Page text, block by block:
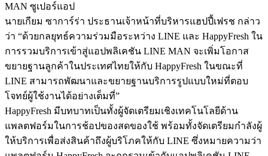
MAN ซูเปอร์แอป
นายเกียม ซาการ์ร่า ประธานเจ้าหน้าที่บริหารแฮปปี้เฟรช กล่าว
ว่า “ด้วยกลยุทธ์ความร่วมมือระหว่าง LINE และ HappyFresh ใน
การรวมบริการเข้าสู่แอปพลิเคชัน LINE MAN จะเพิ่มโอกาส
ขยายฐานลูกค้าในประเทศไทยให้กับ HappyFresh ในขณะที่
LINE สามารถพัฒนาและขยายฐานบริการรูปแบบใหม่ที่ตอบ
โจทย์ผู้ใช้งานได้อย่างเต็มที่”
HappyFresh มีบทบาทเป็นทั้งผู้จัดเตรียมเชิงเทคโนโลยีด้าน
แพลตฟอร์มในการช้อปของสดของใช้ พร้อมทั้งจัดเตรียมกำลังผู้
ให้บริการเพื่อส่งสินค้าถึงผู้บริโภคให้กับ LINE ซึ่งหมายความว่า